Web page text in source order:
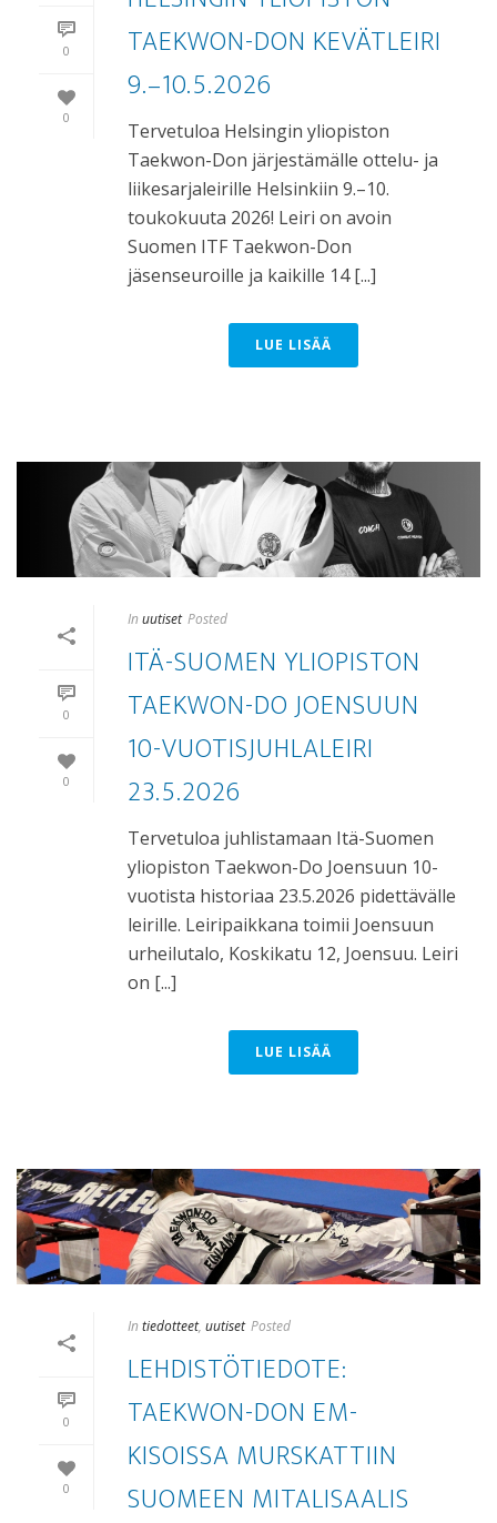
0
0
TAEKWON-DON KEVÄTLEIRI
9.–10.5.2026
Tervetuloa Helsingin yliopiston
Taekwon-Don järjestämälle ottelu- ja
liikesarjaleirille Helsinkiin 9.–10.
toukokuuta 2026! Leiri on avoin
Suomen ITF Taekwon-Don
jäsenseuroille ja kaikille 14 [...]
LUE LISÄÄ
0
0
In uutiset Posted
ITÄ-SUOMEN YLIOPISTON
TAEKWON-DO JOENSUUN
10-VUOTISJUHLALEIRI
23.5.2026
Tervetuloa juhlistamaan Itä-Suomen
yliopiston Taekwon-Do Joensuun 10-
vuotista historiaa 23.5.2026 pidettävälle
leirille. Leiripaikkana toimii Joensuun
urheilutalo, Koskikatu 12, Joensuu. Leiri
on [...]
LUE LISÄÄ
0
0
In tiedotteet, uutiset Posted
LEHDISTÖTIEDOTE:
TAEKWON-DON EM-
KISOISSA MURSKATTIIN
SUOMEEN MITALISAALIS